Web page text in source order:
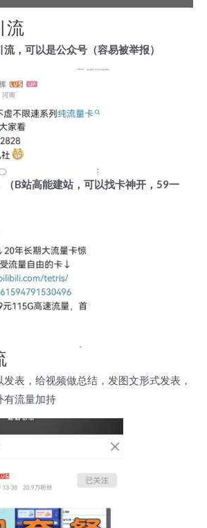
流
，可以是公众号（容易被举报）
（B站高能建站，可以找卡神开，59一
表，给视频做总结，发图文形式发表，
有流量加持